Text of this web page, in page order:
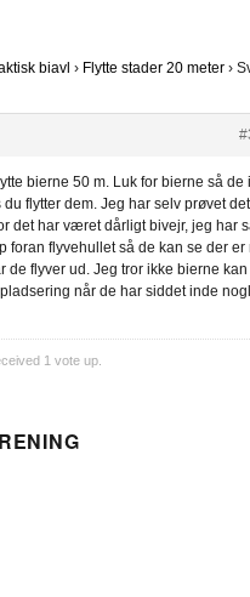
biavl › Flytte stader 20 meter ›
bierne 50 m. Luk for bierne så de
du flytter dem. Jeg har selv prøvet
det har været dårligt bivejr, jeg har
foran flyvehullet så de kan se der er
de flyver ud. Jeg tror ikke bierne kan
når de har siddet inde
1 vote up.